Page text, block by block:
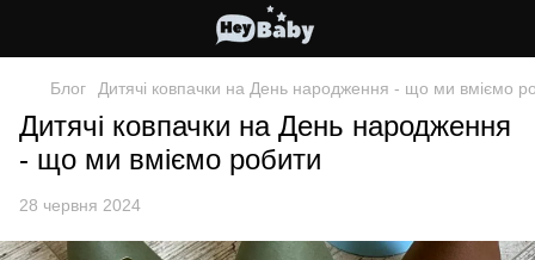
Блог Дитячі ковпачки на День народження - що ми вміємо
Дитячі ковпачки на День народження
- що ми вміємо робити
28 червня 2024